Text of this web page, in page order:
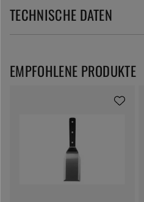
TECHNISCHE DATEN
EMPFOHLENE PRODUKTE